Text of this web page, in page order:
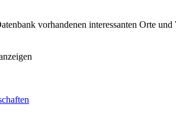
vorhandenen interessanten Orte